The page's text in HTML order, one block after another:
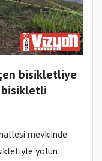
bisikletliye
bisikletli
mevkiinde
yolun